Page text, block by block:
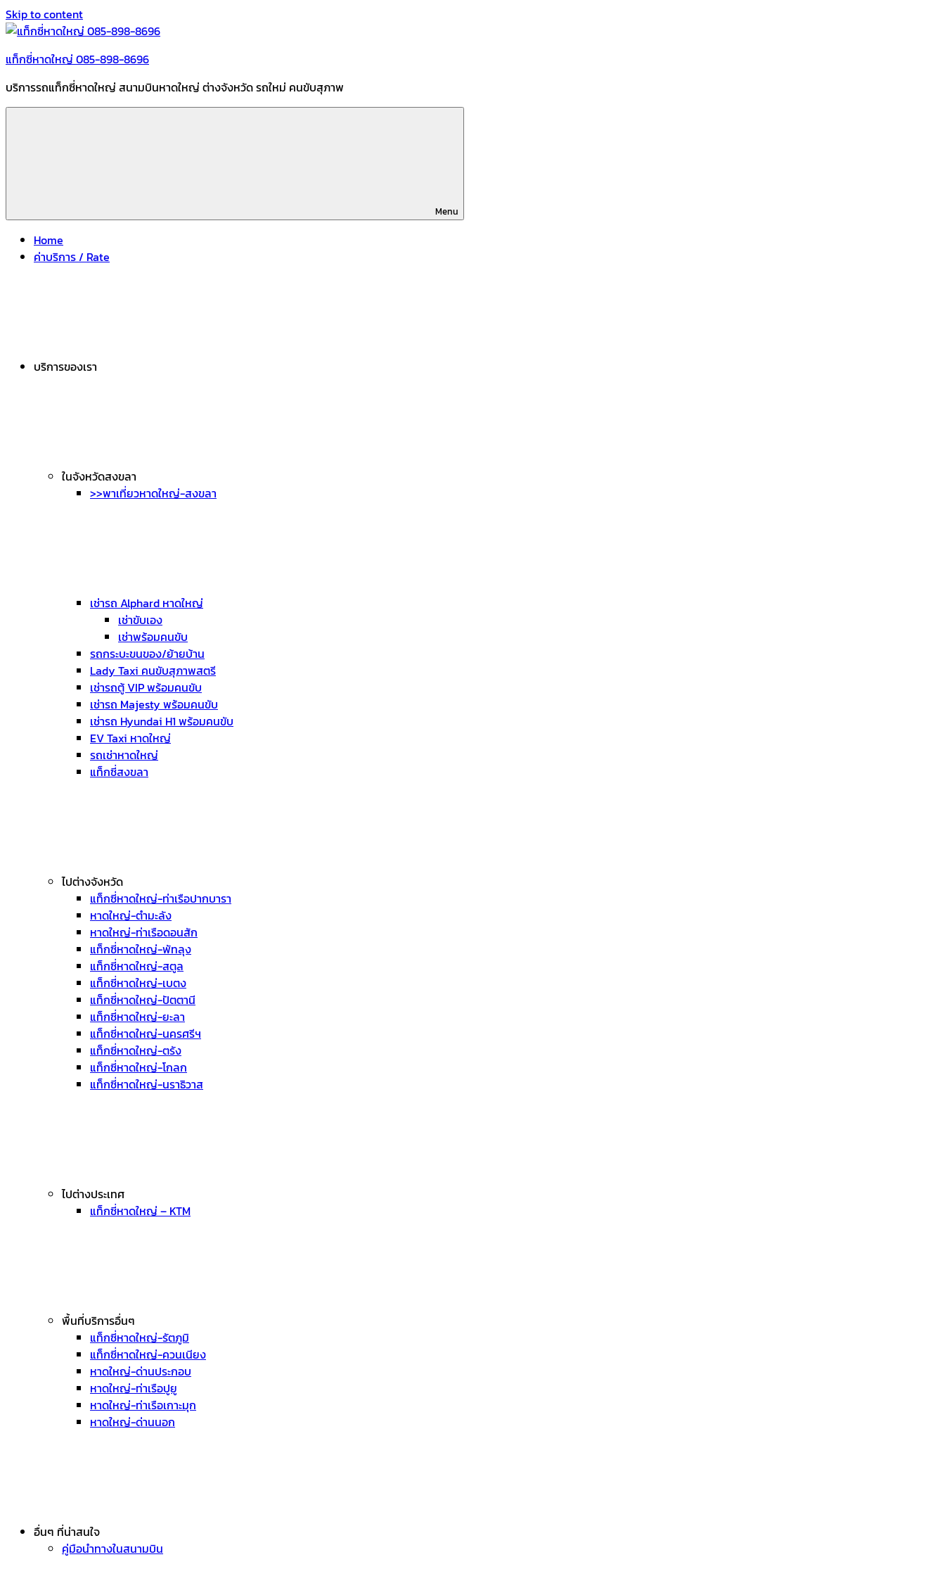
Skip to content
แท็กซี่หาดใหญ่ 085-898-8696
บริการรถแท็กซี่หาดใหญ่ สนามบินหาดใหญ่ ต่างจังหวัด รถใหม่ คนขับสุภาพ
Menu
Home
ค่าบริการ / Rate
บริการของเรา
ในจังหวัดสงขลา
>>พาเที่ยวหาดใหญ่-สงขลา
เช่ารถ Alphard หาดใหญ่
เช่าขับเอง
เช่าพร้อมคนขับ
รถกระบะขนของ/ย้ายบ้าน
Lady Taxi คนขับสุภาพสตรี
เช่ารถตู้ VIP พร้อมคนขับ
เช่ารถ Majesty พร้อมคนขับ
เช่ารถ Hyundai H1 พร้อมคนขับ
EV Taxi หาดใหญ่
รถเช่าหาดใหญ่
แท็กซี่สงขลา
ไปต่างจังหวัด
แท็กซี่หาดใหญ่-ท่าเรือปากบารา
หาดใหญ่-ตำมะลัง
หาดใหญ่-ท่าเรือดอนสัก
แท็กซี่หาดใหญ่-พัทลุง
แท็กซี่หาดใหญ่-สตูล
แท็กซี่หาดใหญ่-เบตง
แท็กซี่หาดใหญ่-ปัตตานี
แท็กซี่หาดใหญ่-ยะลา
แท็กซี่หาดใหญ่-นครศรีฯ
แท็กซี่หาดใหญ่-ตรัง
แท็กซี่หาดใหญ่-โกลก
แท็กซี่หาดใหญ่-นราธิวาส
ไปต่างประเทศ
แท็กซี่หาดใหญ่ – KTM
พื้นที่บริการอื่นๆ
แท็กซี่หาดใหญ่-รัตภูมิ
แท็กซี่หาดใหญ่-ควนเนียง
หาดใหญ่-ด่านประกอบ
หาดใหญ่-ท่าเรือปูยู
หาดใหญ่-ท่าเรือเกาะมุก
หาดใหญ่-ด่านนอก
อื่นๆ ที่น่าสนใจ
คู่มือนำทางในสนามบิน